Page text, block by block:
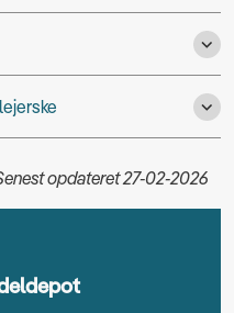
opdateret 27-02-2026